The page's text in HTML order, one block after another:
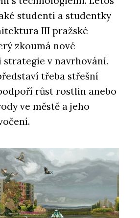
studenti a studentky
III pražské
zkoumá nové
v navrhování.
třeba střešní
růst rostlin anebo
ve městě a jeho